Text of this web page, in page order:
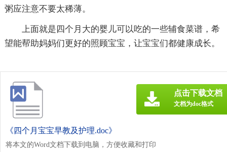
粥应注意不要太稀薄。
上面就是四个月大的婴儿可以吃的一些辅食菜谱，希
望能帮助妈妈们更好的照顾宝宝，让宝宝们都健康成长。
《四个月宝宝早教及护理.doc》
将本文的Word文档下载到电脑，方便收藏和打印
点击下载文档
文档为doc格式